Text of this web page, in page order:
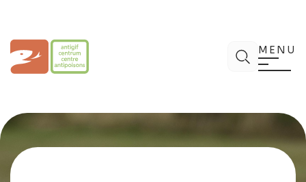
inhoud
Antigifcentrum ZoekMENU